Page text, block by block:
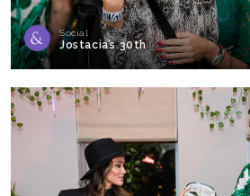
Social
Jostacia’s 30th